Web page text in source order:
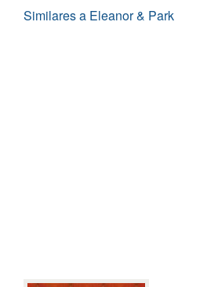
Similares a Eleanor & Park